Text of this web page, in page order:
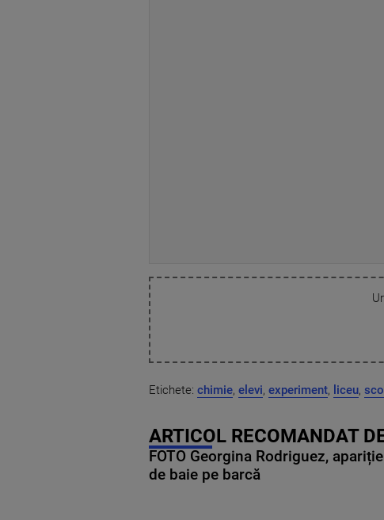
Etichete: chimie, elevi, experiment, liceu,
ARTICOL RECOMANDAT
FOTO Georgina Rodriguez,
de baie pe barcă